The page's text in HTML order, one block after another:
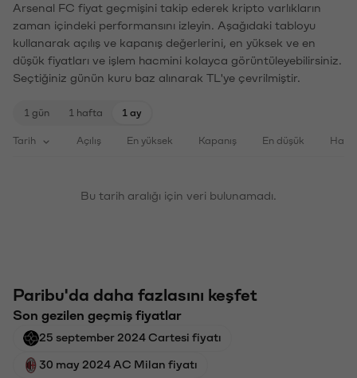
Arsenal FC fiyat geçmişini takip ederek kripto varlıkların
zaman içindeki performansını izleyin. Aşağıdaki tabloyu
kullanarak açılış ve kapanış değerlerini, en yüksek ve en
düşük fiyatları ve işlem hacmini kolayca görüntüleyebilirsiniz.
Seçtiğiniz günün kuru baz alınarak TL'ye çevrilmiştir.
1 gün 1 hafta 1 ay
Tarih Açılış En yüksek Kapanış En düşük
Bu tarih aralığı için veri bulunamadı.
Paribu'da daha fazlasını keşfet
Son gezilen geçmiş fiyatlar
25 september 2024 Cartesi fiyatı
30 may 2024 AC Milan fiyatı